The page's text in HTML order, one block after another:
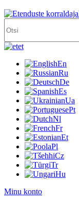
et
En
Ru
De
Es
Ua
Pt
Nl
Fr
Et
Pl
Cz
Tr
Hu
Minu konto